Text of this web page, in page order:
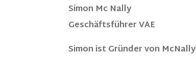
Simon Mc Nally
Geschäftsführer VAE
Simon ist Gründer von